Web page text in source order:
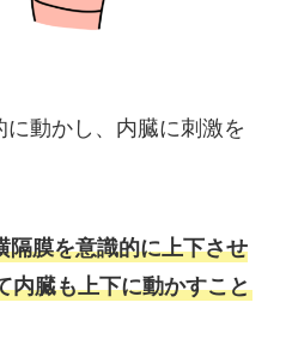
動かし、内臓に刺激を
隔膜を意識的に上下させ
内臓も上下に動かすこと